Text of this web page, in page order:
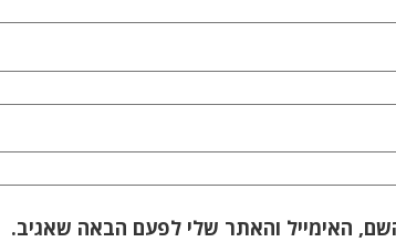
האימייל והאתר שלי לפעם הבאה שאגיב.